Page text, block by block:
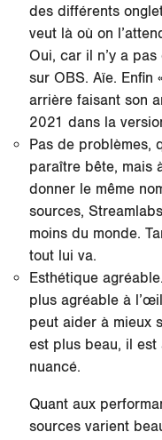
des différents
veut là où on
Oui, car il n’y a
sur OBS. Aïe. Enfin
arrière faisant son
2021 dans la
Pas de problèmes,
paraître bête, mais
donner le même
sources,
moins du monde.
tout lui va.
Esthétique
plus agréable à
peut aider à mieux
est plus beau, il
nuancé.
Quant aux
sources varient